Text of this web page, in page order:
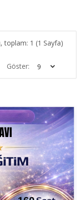
toplam: 1 (1 Sayfa)
Göster: